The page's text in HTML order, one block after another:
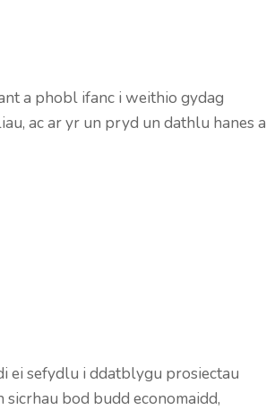
a phobl ifanc i weithio gydag
ac ar yr un pryd un dathlu hanes a
ei sefydlu i ddatblygu prosiectau
bod budd economaidd,